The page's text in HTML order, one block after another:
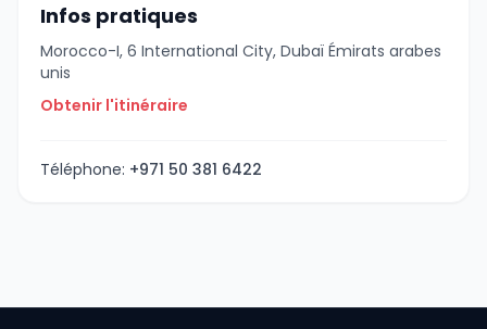
Infos pratiques
Morocco-I, 6 International City, Dubaï Émirats arabes
unis
Obtenir l'itinéraire
Téléphone: +971 50 381 6422